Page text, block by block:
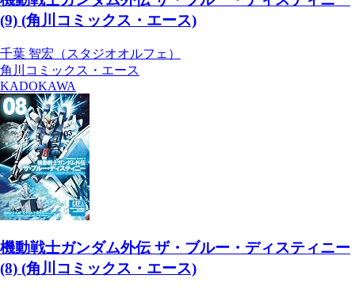
(9) (角川コミックス・エース)
千葉 智宏（スタジオオルフェ）
角川コミックス・エース
KADOKAWA
機動戦士ガンダム外伝 ザ・ブルー・ディスティニー
(8) (角川コミックス・エース)